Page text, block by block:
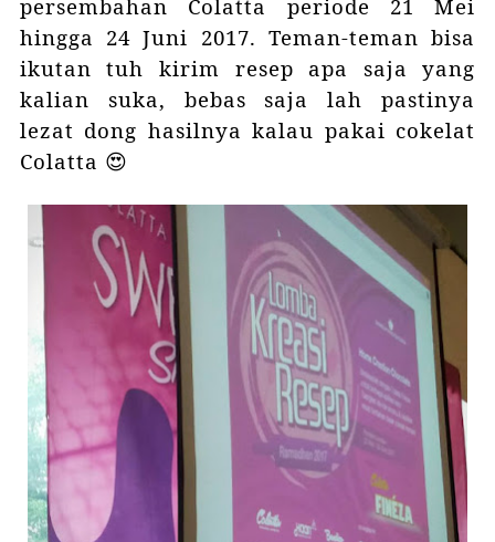
persembahan Colatta periode 21 Mei
hingga 24 Juni 2017. Teman-teman bisa
ikutan tuh kirim resep apa saja yang
kalian suka, bebas saja lah pastinya
lezat dong hasilnya kalau pakai cokelat
Colatta 😍